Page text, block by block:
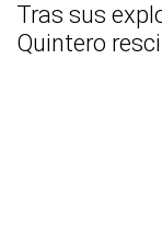
Tras sus
Quintero